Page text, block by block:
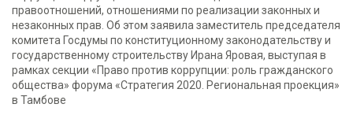
правоотношений, отношениями по реализации законных и
незаконных прав. Об этом заявила заместитель председателя
комитета Госдумы по конституционному законодательству и
государственному строительству Ирана Яровая, выступая в
рамках секции «Право против коррупции: роль гражданского
общества» форума «Стратегия 2020. Региональная проекция»
в Тамбове